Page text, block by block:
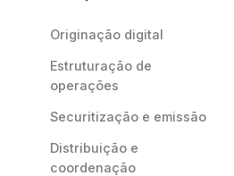
Originação digital
Estruturação de
operações
Securitização e emissão
Distribuição e
coordenação